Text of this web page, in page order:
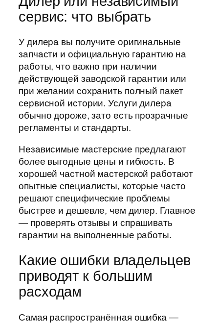
сервис: что выбрать
У дилера вы получите оригинальные
запчасти и официальную гарантию на
работы, что важно при наличии
действующей заводской гарантии или
при желании сохранить полный пакет
сервисной истории. Услуги дилера
обычно дороже, зато есть прозрачные
регламенты и стандарты.
Независимые мастерские предлагают
более выгодные цены и гибкость. В
хорошей частной мастерской работают
опытные специалисты, которые часто
решают специфические проблемы
быстрее и дешевле, чем дилер. Главное
— проверять отзывы и спрашивать
гарантии на выполненные работы.
Какие ошибки владельцев
приводят к большим
расходам
Самая распространённая ошибка —